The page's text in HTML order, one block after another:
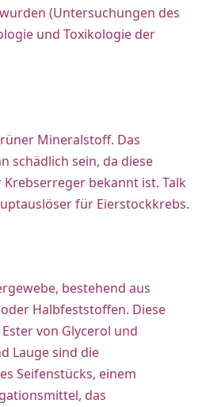
(Untersuchungen des
und Toxikologie der
Mineralstoff. Das
schädlich sein, da diese
bekannt ist. Talk
für Eierstockkrebs.
bestehend aus
Halbfeststoffen. Diese
von Glycerol und
Lauge sind die
Seifenstücks, einem
das